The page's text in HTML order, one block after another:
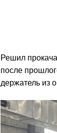
Решил
после
держатель из